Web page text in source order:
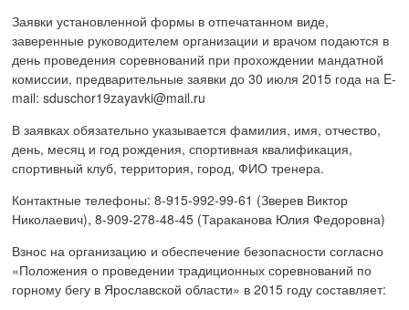
Заявки установленной формы в отпечатанном виде,
заверенные руководителем организации и врачом подаются в
день проведения соревнований при прохождении мандатной
комиссии, предварительные заявки до 30 июля 2015 года на E-
mail: sduschor19zayavki@mail.ru
В заявках обязательно указывается фамилия, имя, отчество,
день, месяц и год рождения, спортивная квалификация,
спортивный клуб, территория, город, ФИО тренера.
Контактные телефоны: 8-915-992-99-61 (Зверев Виктор
Николаевич), 8-909-278-48-45 (Тараканова Юлия Федоровна)
Взнос на организацию и обеспечение безопасности согласно
«Положения о проведении традиционных соревнований по
горному бегу в Ярославской области» в 2015 году составляет: